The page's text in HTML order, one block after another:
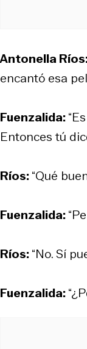
Antonella
encantó esa
Fuenzalida:
Entonces tú
Ríos:“Qué
Fuenzalida:
Ríos:“No. Sí
Fuenzalida: